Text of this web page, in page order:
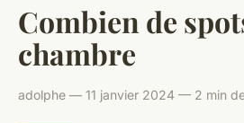
Combien de
chambre
adolphe — 11 janvier 2024 — 2 min